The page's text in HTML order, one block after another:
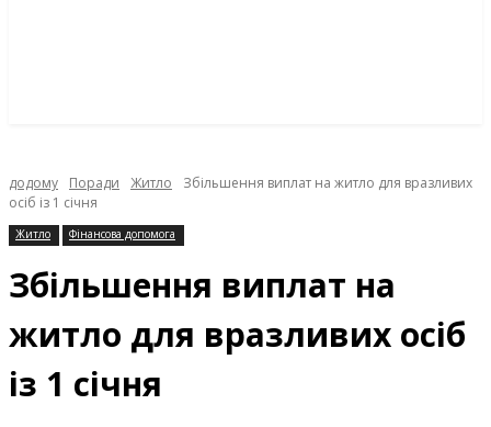
додому Поради Житло
Збільшення виплат на житло для вразливих
осіб із 1 січня
Житло Фінансова допомога
Збільшення виплат на
житло для вразливих осіб
із 1 січня